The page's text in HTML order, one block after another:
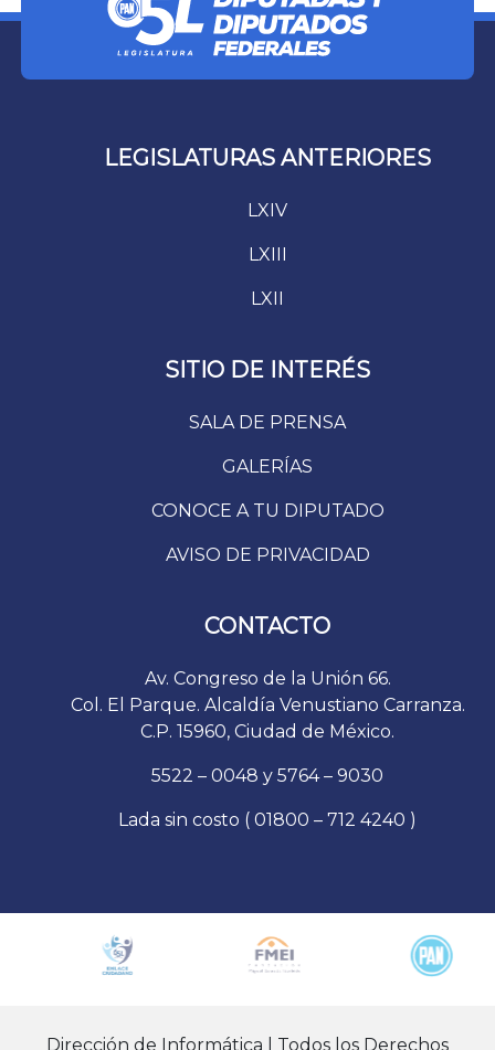
LEGISLATURAS ANTERIORES
LXIV
LXIII
LXII
SITIO DE INTERÉS
SALA DE PRENSA
GALERÍAS
CONOCE A TU DIPUTADO
AVISO DE PRIVACIDAD
CONTACTO
Av. Congreso de la Unión 66.
Col. El Parque. Alcaldía Venustiano Carranza.
C.P. 15960, Ciudad de México.
5522 – 0048 y 5764 – 9030
Lada sin costo ( 01800 – 712 4240 )
Dirección de Informática | Todos los Derechos